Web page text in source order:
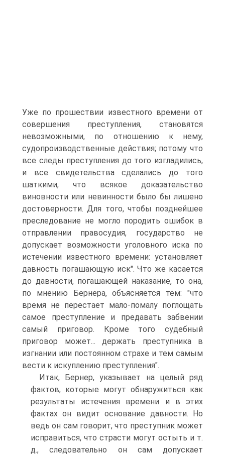
Уже по прошествии известного времени от
совершения преступления, становятся
невозможными, по отношению к нему,
судопроизводственные действия; потому что
все следы преступления до того изгладились,
и все свидетельства сделались до того
шаткими, что всякое доказательство
виновности или невинности было бы лишено
достоверности. Для того, чтобы позднейшее
преследование не могло породить ошибок в
отправлении правосудия, государство не
допускает возможности уголовного иска по
истечении известного времени: установляет
давность погашающую иск". Что же касается
до давности, погашающей наказание, то она,
по мнению Бернера, объясняется тем: "что
время не перестает мало-помалу поглощать
самое преступление и предавать забвении
самый приговор. Кроме того судебный
приговор может... держать преступника в
изгнании или постоянном страхе и тем самым
вести к искуплению преступления".
Итак, Бернер, указывает на целый ряд
фактов, которые могут обнаружиться как
результаты истечения времени и в этих
фактах он видит основание давности. Но
ведь он сам говорит, что преступник может
исправиться, что страсти могут остыть и т.
д., следовательно он сам допускает